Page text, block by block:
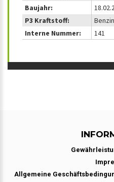
Baujahr:
P3 Kraftstoff:
Benzin
Interne Nummer:
141
Allgemeine